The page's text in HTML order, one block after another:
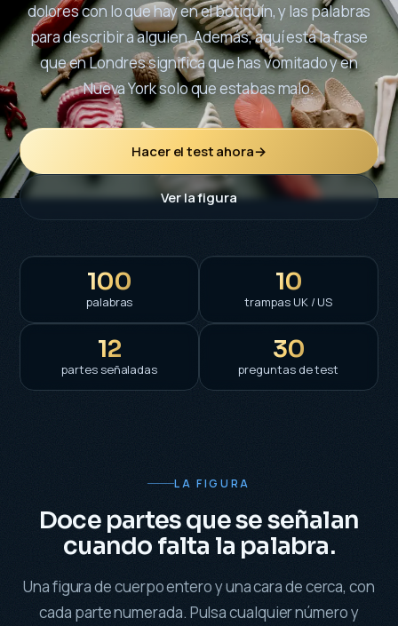
dolores con lo que hay en el botiquín, y las palabras
para describir a alguien. Además, aquí está la frase
que en Londres significa que has vomitado y en
Nueva York solo que estabas malo.
Hacer el test ahora→
Ver la figura
100
palabras
10
trampas UK / US
12
partes señaladas
30
preguntas de test
LA FIGURA
Doce partes que se señalan
cuando falta la palabra.
Una figura de cuerpo entero y una cara de cerca, con
cada parte numerada. Pulsa cualquier número y